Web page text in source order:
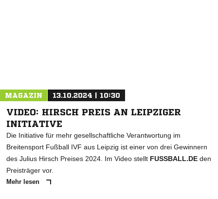
MAGAZIN 13.10.2024 | 10:30
VIDEO: HIRSCH PREIS AN LEIPZIGER
INITIATIVE
Die Initiative für mehr gesellschaftliche Verantwortung im
Breitensport Fußball IVF aus Leipzig ist einer von drei Gewinnern
des Julius Hirsch Preises 2024. Im Video stellt FUSSBALL.DE den
Preisträger vor.
Mehr lesen